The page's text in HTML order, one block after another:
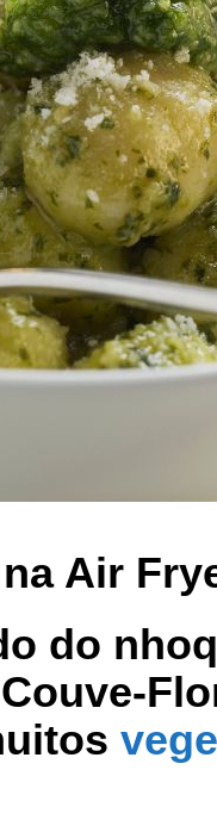
Air
do